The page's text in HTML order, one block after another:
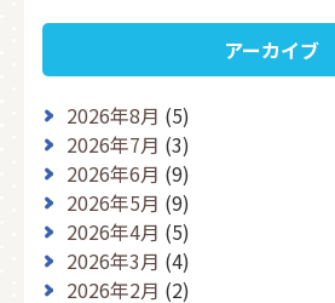
アーカイブ
2026年8月 (5)
2026年7月 (3)
2026年6月 (9)
2026年5月 (9)
2026年4月 (5)
2026年3月 (4)
2026年2月 (2)